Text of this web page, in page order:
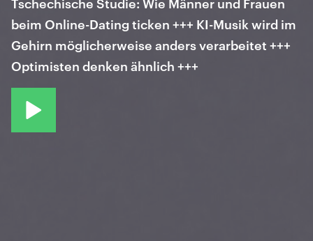
Tschechische Studie: Wie Männer und Frauen
beim Online-Dating ticken +++ KI-Musik wird im
Gehirn möglicherweise anders verarbeitet +++
Optimisten denken ähnlich +++